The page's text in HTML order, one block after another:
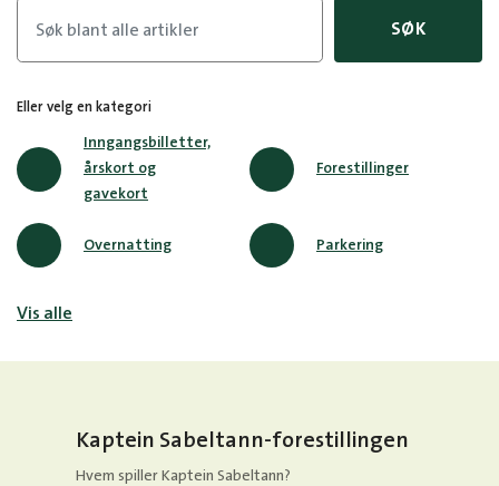
SØK
Eller velg en kategori
Inngangsbilletter,
årskort og
gavekort
Forestillinger
Overnatting Parkering
Vis alle
Kaptein Sabeltann-forestillingen
Hvem spiller Kaptein Sabeltann?